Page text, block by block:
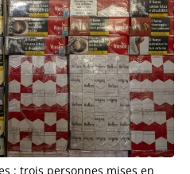
: trois personnes mises en